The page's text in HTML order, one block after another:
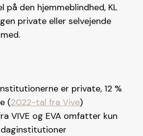
på den hjemmeblindhed, KL
private eller selvejende
er private, 12 %
(2022-tal fra Vive)
VIVE og EVA omfatter kun